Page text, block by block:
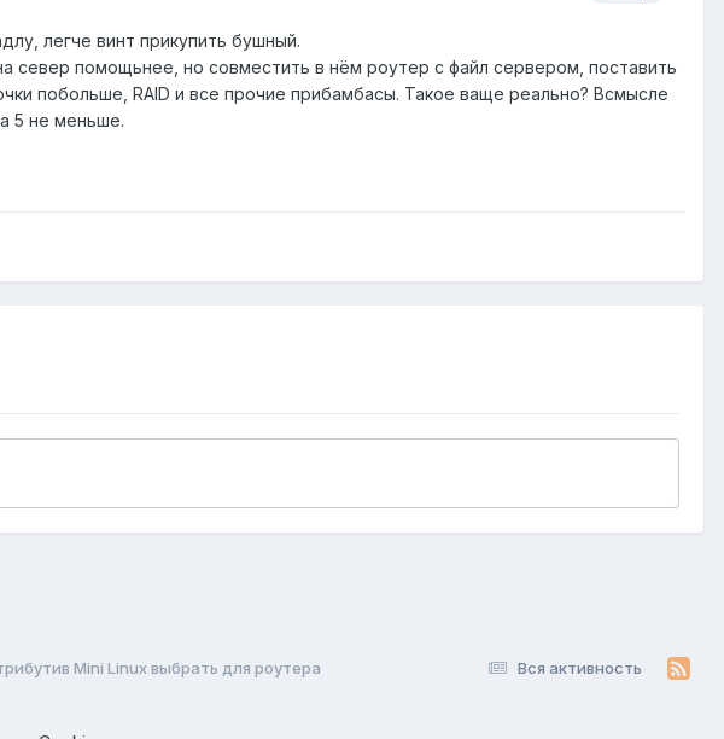
легче винт прикупить бушный.
север помощьнее, но совместить в нём роутер с файл сервером, поставить
побольше, RAID и все прочие прибамбасы. Такое ваще реально? Всмысле
5 не меньше.
Вся активность
Mini Linux выбрать для роутера